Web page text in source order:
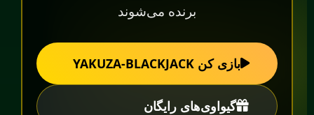
برنده می‌شوند
بازی کن YAKUZA-BLACKJACK
گیو‌اوی‌های رایگان